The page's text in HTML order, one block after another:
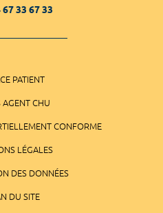
67 33 67 33
PATIENT
AGENT CHU
CONFORME
LÉGALES
DES DONNÉES
DU SITE